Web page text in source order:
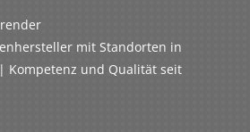
mit Standorten in
Kompetenz und Qualität seit